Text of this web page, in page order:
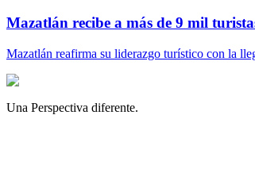
Mazatlán recibe a más de 9 mil
Mazatlán reafirma su liderazgo turístico con la
Una Perspectiva diferente.